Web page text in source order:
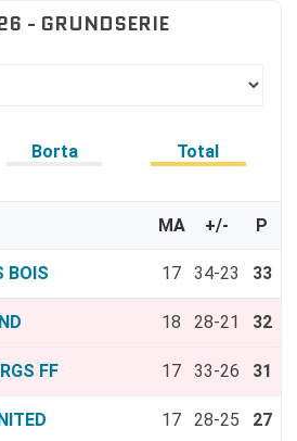
- GRUNDSERIE
Borta Total
MA +/- P
BOIS 17 34-23 33
18 28-21 32
FF 17 33-26 31
17 28-25 27